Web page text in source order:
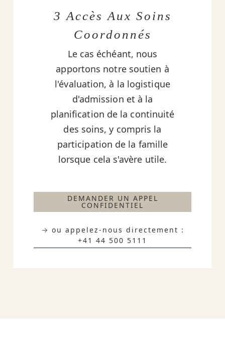
3 Accès Aux Soins
Coordonnés
Le cas échéant, nous
apportons notre soutien à
l'évaluation, à la logistique
d'admission et à la
planification de la continuité
des soins, y compris la
participation de la famille
lorsque cela s'avère utile.
DEMANDER UN APPEL
CONFIDENTIEL
→ ou appelez-nous directement :
+41 44 500 5111